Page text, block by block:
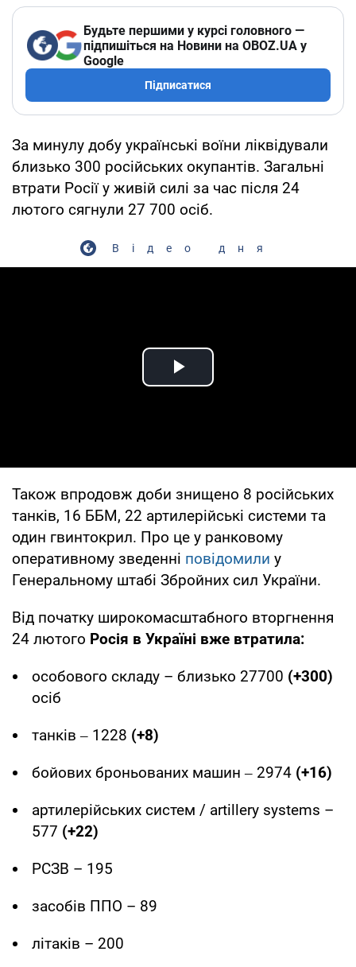
Будьте першими у курсі головного —
підпишіться на Новини на OBOZ.UA у
Google
Підписатися
За минулу добу українські воїни ліквідували
близько 300 російських окупантів. Загальні
втрати Росії у живій силі за час після 24
лютого сягнули 27 700 осіб.
Відео дня
Play Video
Також впродовж доби знищено 8 російських
танків, 16 ББМ, 22 артилерійські системи та
один гвинтокрил. Про це у ранковому
оперативному зведенні повідомили у
Генеральному штабі Збройних сил України.
Від початку широкомасштабного вторгнення
24 лютого Росія в Україні вже втратила:
особового складу – близько 27700 (+300)
осіб
танків ‒ 1228 (+8)
бойових броньованих машин ‒ 2974 (+16)
артилерійських систем / artillery systems –
577 (+22)
РСЗВ – 195
засобів ППО – 89
літаків – 200